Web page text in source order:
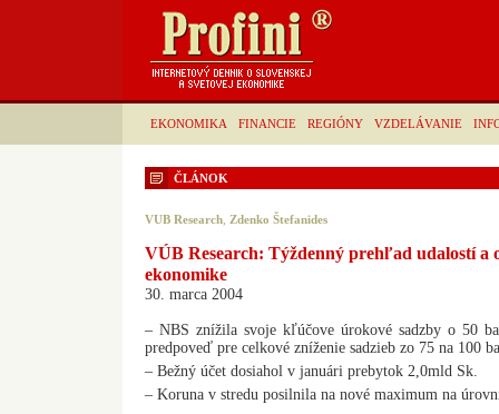
EKONOMIKA FINANCIE REGIÓNY VZDELÁVANIE
ČLÁNOK
VUB Research Zdenko Štefanides
VÚB Research: Týždenný prehľad udalostí a
ekonomike
30. marca 2004
– NBS znížila svoje kľúčove úrokové sadzby o 50
predpoveď pre celkové zníženie sadzieb zo 75 na 100
– Bežný účet dosiahol v januári prebytok 2,0mld Sk.
– Koruna v stredu posilnila na nové maximum na